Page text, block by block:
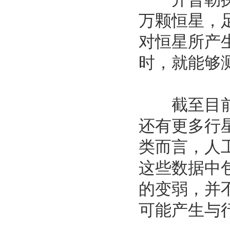
万颗恒星，
对恒星所产
时，就能够
截至目前
还有更多行
类而言，人
这些数据中
的变弱，并
可能产生与